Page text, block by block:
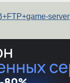
server